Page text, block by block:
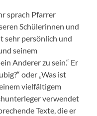
sprach Pfarrer
Schülerinnen und
sehr persönlich und
seinem
Anderer zu sein.“ Er
oder „Was ist
vielfältigem
verwendet
Texte, die er